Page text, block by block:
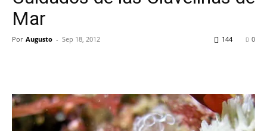
Mar
Por Augusto - Sep 18, 2012 0
144